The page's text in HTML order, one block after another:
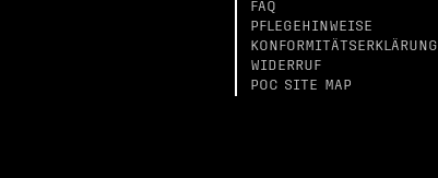
FAQ
PFLEGEHINWEISE
KONFORMITÄTSERKLÄRUNG
WIDERRUF
POC SITE MAP